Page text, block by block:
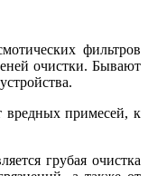
фильтров
очистки. Бывают
примесей, к
грубая очистка